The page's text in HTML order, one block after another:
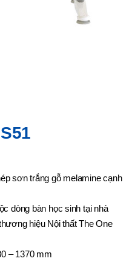
sơn trắng gỗ melamine cạnh
dòng bàn học sinh tại nhà
hiệu Nội thất The One
– 1370 mm